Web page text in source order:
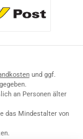
und ggf.
an Personen älter
das Mindestalter von